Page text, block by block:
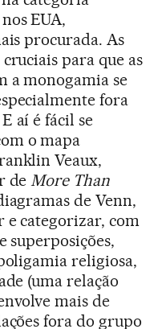
EUA,
procurada. As
para que as
a monogamia se
fora
aí é fácil se
o mapa
Veaux,
de More Than
de Venn,
e categorizar, com
superposições,
religiosa,
(uma relação
mais de
fora do grupo